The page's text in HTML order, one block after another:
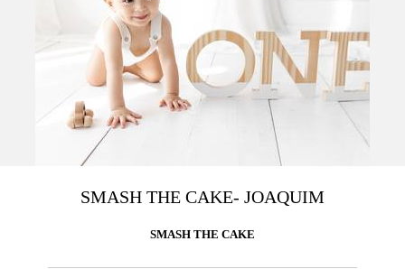
SMASH THE CAKE- JOAQUIM
SMASH THE CAKE